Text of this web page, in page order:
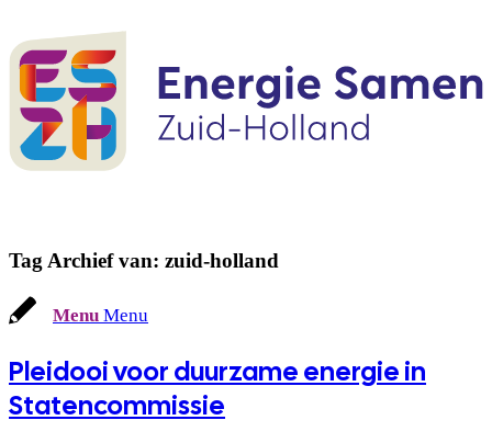
Menu Menu
Tag Archief van: zuid-holland
Pleidooi voor duurzame energie in
Statencommissie